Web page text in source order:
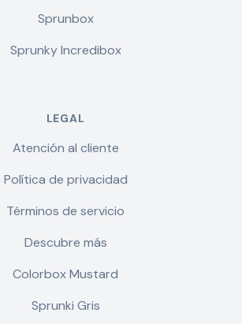
Sprunbox
Sprunky Incredibox
LEGAL
Atención al cliente
Política de privacidad
Términos de servicio
Descubre más
Colorbox Mustard
Sprunki Gris